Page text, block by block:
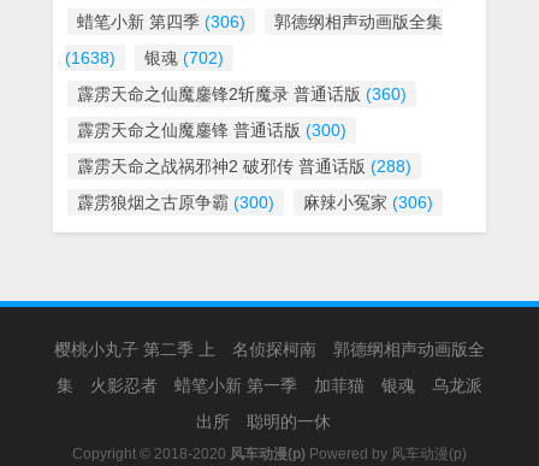
蜡笔小新 第四季 (306)
郭德纲相声动画版全集
(1638)
银魂 (702)
霹雳天命之仙魔鏖锋2斩魔录 普通话版 (360)
霹雳天命之仙魔鏖锋 普通话版 (300)
霹雳天命之战祸邪神2 破邪传 普通话版 (288)
霹雳狼烟之古原争霸 (300) 麻辣小冤家 (306)
樱桃小丸子 第二季 上 名侦探柯南
郭德纲相声动画版全
集
火影忍者 蜡笔小新 第一季 加菲猫 银魂
乌龙派
出所
聪明的一休
Copyright © 2018-2020 风车动漫(p) Powered by 风车动漫(p)